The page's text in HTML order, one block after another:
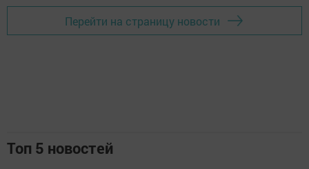
Перейти на страницу новости
Топ 5 новостей